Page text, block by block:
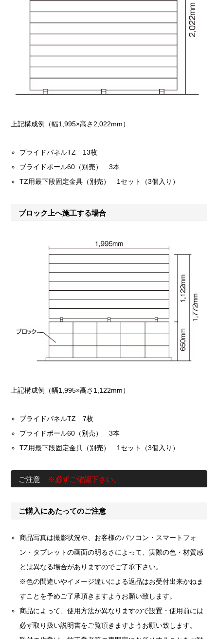
上記構成例（幅1,995×高さ2,022mm）
ブライドパネルTZ 13枚
ブライドポール60（別売） 3本
TZ用最下段固定金具（別売） 1セット（3個入り）
ブロック上へ施工する場合
上記構成例（幅1,995×高さ1,122mm）
ブライドパネルTZ 7枚
ブライドポール60（別売） 3本
TZ用最下段固定金具（別売） 1セット（3個入り）
ご注意 ※必ずご確認下さい。
ご購入にあたってのご注意
商品写真は撮影状況や、お客様のパソコン・スマートフォ
ン・タブレットの画面の明るさによって、実際の色・材質感
とは異なる場合がありますのでご了承下さい。
※色の間違いやイメージ違いによる返品はお受付出来かねま
すことを予めご了承頂きますようお願い致します。
商品によって、使用方法が異なりますので設置・使用前には
必ず取り扱い説明書をご覧頂きますようお願い致します。